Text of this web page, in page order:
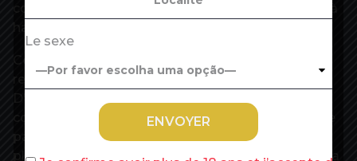
contribuent à hauteur de 4,1 %, la consommation à
retraite, s’expliquent par deux raisons principales.
cotisations sociales sur les petits salaires . D’autre
part, il finance les dispositifs de solidarité mis en
place dans le système des retraites, comme l’Aspa
Le sexe